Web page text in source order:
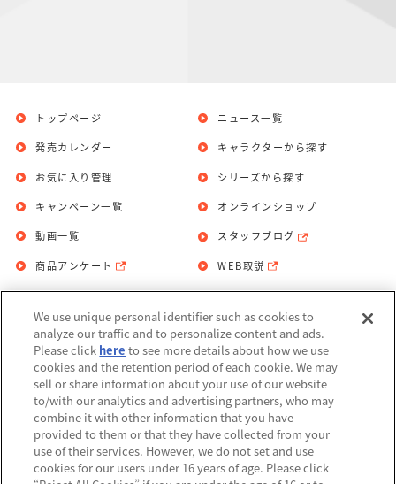
トップページ
発売カレンダー
お気に入り管理
ニュース一覧
キャラクターから探す
シリーズから探す
キャンペーン一覧
動画一覧
商品アンケート
オンラインショップ
スタッフブログ
WEB取説
お問い合わせ 個人情報保護方針
利用規約
Do Not Sell or Share My Personal
Information
アレルギー情報
We use unique personal identifier such as cookies to
analyze our traffic and to personalize content and ads.
Please click here to see more details about how we use
cookies and the retention period of each cookie. We may
sell or share information about your use of our website
to/with our analytics and advertising partners, who may
combine it with other information that you have
provided to them or that they have collected from your
use of their services. However, we do not set and use
cookies for our users under 16 years of age. Please click